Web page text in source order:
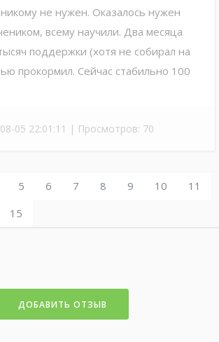
не нужен. Оказалось нужен
всему научили. Два месяца
поддержки (хотя не собирал на
прокормил. Сейчас стабильно 100
05 22:01:11 | Просмотров: 70
5 6 7 8 9 10
11
15
ДОБАВИТЬ ОТЗЫВ